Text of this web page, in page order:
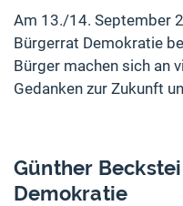
Am 13./14. September
Bürgerrat Demokratie
Bürger machen sich an
Gedanken zur Zukunft
Günther
Demokratie